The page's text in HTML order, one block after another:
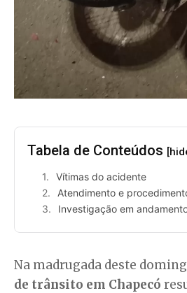
Tabela de Conteúdos
Vítimas do acidente
Atendimento e
Investigação em
Na madrugada deste
de trânsito em Chapecó